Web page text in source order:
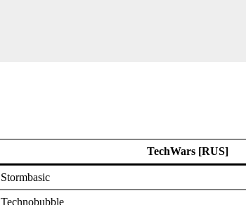
TechWars [RUS]
Stormbasic
Technobubble